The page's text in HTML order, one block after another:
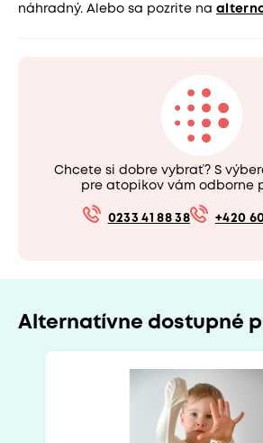
náhradný. Alebo sa pozrite na
Chcete si dobre vybrať? S
pre atopikov vám odborne
0233 41 88 38 +420
Alternatívne dostupné